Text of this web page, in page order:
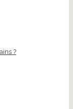
?